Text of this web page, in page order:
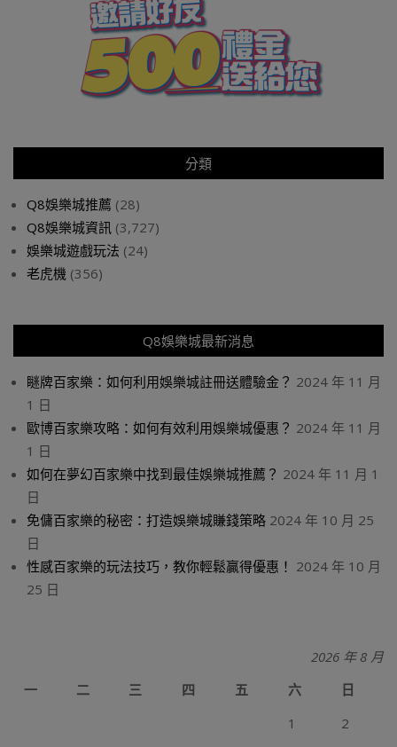
分類
Q8娛樂城推薦 (28)
Q8娛樂城資訊 (3,727)
娛樂城遊戲玩法 (24)
老虎機 (356)
Q8娛樂城最新消息
瞇牌百家樂：如何利用娛樂城註冊送體驗金？ 2024 年 11 月
1 日
歐博百家樂攻略：如何有效利用娛樂城優惠？ 2024 年 11 月
1 日
如何在夢幻百家樂中找到最佳娛樂城推薦？ 2024 年 11 月 1
日
免傭百家樂的秘密：打造娛樂城賺錢策略 2024 年 10 月 25
日
性感百家樂的玩法技巧，教你輕鬆贏得優惠！ 2024 年 10 月
25 日
2026 年 8 月
一
二 三 四 五 六
日
1
2